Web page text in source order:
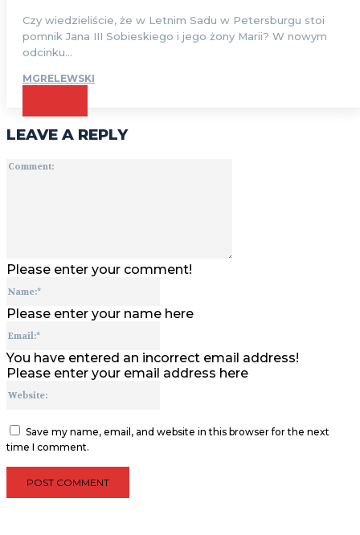
Czy wiedzieliście, że w Letnim Sadu w Petersburgu stoi
pomnik Jana III Sobieskiego i jego żony Marii? W nowym
odcinku...
MGRELEWSKI
LEAVE A REPLY
Please enter your comment!
Please enter your name here
You have entered an incorrect email address!
Please enter your email address here
Save my name, email, and website in this browser for the next
time I comment.